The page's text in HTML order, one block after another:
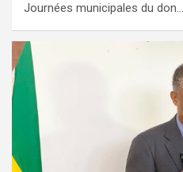
Journées municipales du don…